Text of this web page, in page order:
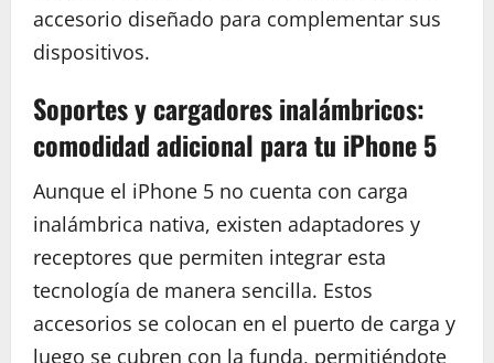
accesorio diseñado para complementar sus
dispositivos.
Soportes y cargadores inalámbricos:
comodidad adicional para tu iPhone 5
Aunque el iPhone 5 no cuenta con carga
inalámbrica nativa, existen adaptadores y
receptores que permiten integrar esta
tecnología de manera sencilla. Estos
accesorios se colocan en el puerto de carga y
luego se cubren con la funda, permitiéndote